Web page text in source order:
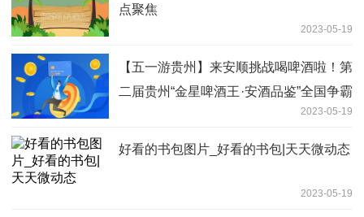
点聚焦
2023-05-19
【五一游贵州】来安顺挑战喝啤酒啦！第
二届贵州“金星啤酒王·安酒品鉴”全国争霸
2023-05-19
好看的书包图片_好看的书包|天天微动态
2023-05-19